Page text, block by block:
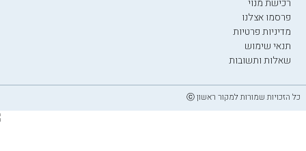
רכישת מנוי
פרסמו אצלנו
מדיניות פרטיות
תנאי שימוש
שאלות ותשובות
כל הזכויות שמורות למקור ראשון ⓒ